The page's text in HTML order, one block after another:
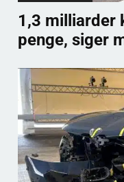
1,3 milliarder
penge, siger